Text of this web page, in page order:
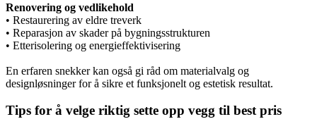
Renovering og vedlikehold
• Restaurering av eldre treverk
• Reparasjon av skader på bygningsstrukturen
• Etterisolering og energieffektivisering
En erfaren snekker kan også gi råd om materialvalg og
designløsninger for å sikre et funksjonelt og estetisk resultat.
Tips for å velge riktig sette opp vegg til best pris